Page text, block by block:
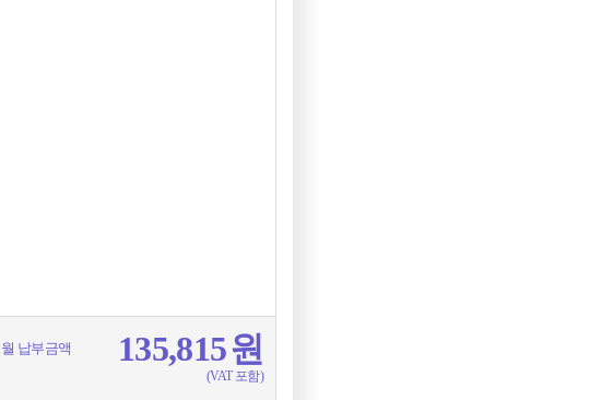
월 납부금액 135,815원
(VAT 포함)